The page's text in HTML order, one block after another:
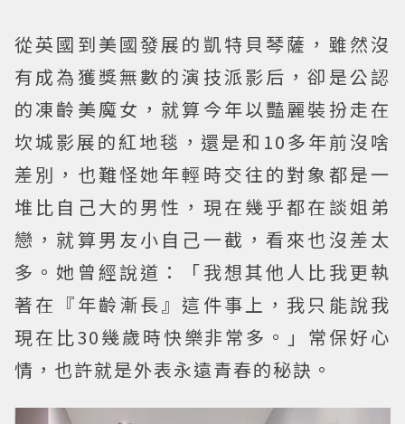
從英國到美國發展的凱特貝琴薩，雖然沒
有成為獲獎無數的演技派影后，卻是公認
的凍齡美魔女，就算今年以豔麗裝扮走在
坎城影展的紅地毯，還是和10多年前沒啥
差別，也難怪她年輕時交往的對象都是一
堆比自己大的男性，現在幾乎都在談姐弟
戀，就算男友小自己一截，看來也沒差太
多。她曾經說道：「我想其他人比我更執
著在『年齡漸長』這件事上，我只能說我
現在比30幾歲時快樂非常多。」常保好心
情，也許就是外表永遠青春的秘訣。